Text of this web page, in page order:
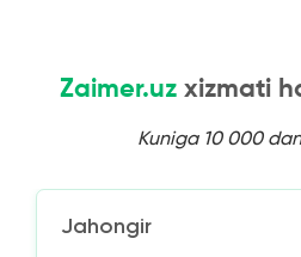
Zaimer.uz xizmati
Kuniga 10 000
Jahongir